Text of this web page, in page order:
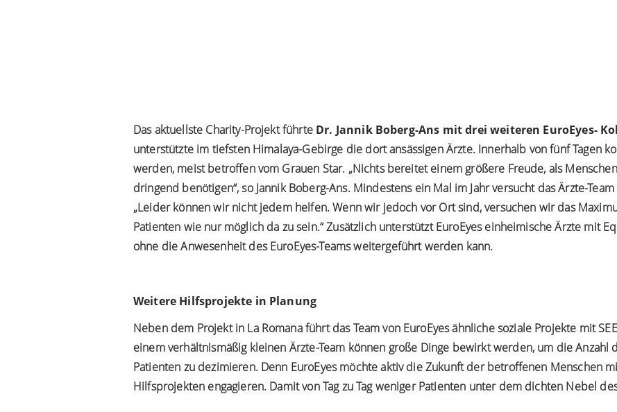
Das aktuellste Charity-Projekt führte Dr. Jannik Boberg-Ans mit drei weiteren EuroEyes-
unterstützte im tiefsten Himalaya-Gebirge die dort ansässigen Ärzte. Innerhalb von fünf Tagen
werden, meist betroffen vom Grauen Star. „Nichts bereitet einem größere Freude, als
dringend benötigen“, so Jannik Boberg-Ans. Mindestens ein Mal im Jahr versucht das Ärzte-
„Leider können wir nicht jedem helfen. Wenn wir jedoch vor Ort sind, versuchen wir das
Patienten wie nur möglich da zu sein.“ Zusätzlich unterstützt EuroEyes einheimische Ärzte mit
ohne die Anwesenheit des EuroEyes-Teams weitergeführt werden kann.
Weitere Hilfsprojekte in Planung
Neben dem Projekt in La Romana führt das Team von EuroEyes ähnliche soziale Projekte mit
einem verhältnismäßig kleinen Ärzte-Team können große Dinge bewirkt werden, um die
Patienten zu dezimieren. Denn EuroEyes möchte aktiv die Zukunft der betroffenen Menschen
Hilfsprojekten engagieren. Damit von Tag zu Tag weniger Patienten unter dem dichten Nebel